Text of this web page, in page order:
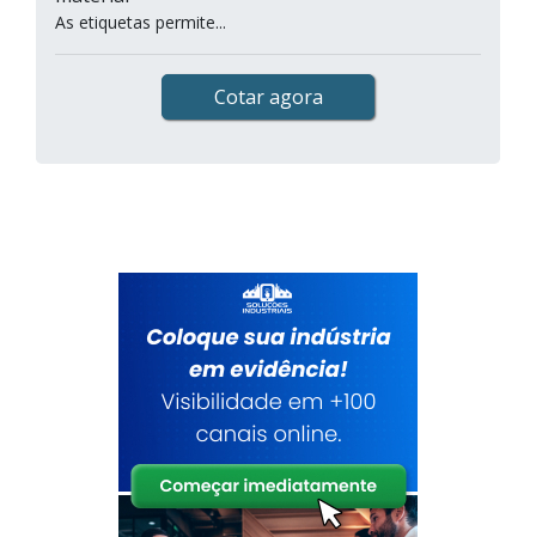
As etiquetas permite...
Cotar agora